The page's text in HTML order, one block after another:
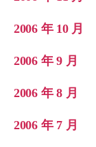
2006 年 10 月
2006 年 9 月
2006 年 8 月
2006 年 7 月